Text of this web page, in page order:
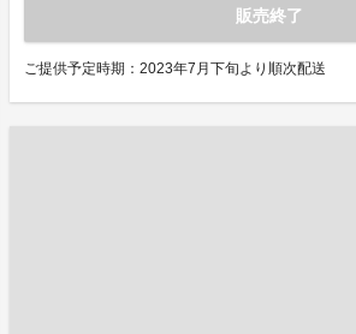
販売終了
ご提供予定時期：2023年7月下旬より順次配送